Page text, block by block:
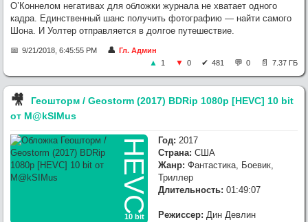
О’Коннелом негативах для обложки журнала не хватает одного
кадра. Единственный шанс получить фотографию — найти самого
Шона. И Уолтер отправляется в долгое путешествие.
9/21/2018, 6:45:55 PM
Гл. Админ
1
0 481 0 7.37 ГБ
🎥︎
Геошторм / Geostorm (2017) BDRip 1080p [HEVC] 10 bit
от M@kSIMus
HEVC
10 bit
Год: 2017
Страна: США
Жанр: Фантастика, Боевик,
Триллер
Длительность: 01:49:07
Режиссер: Дин Девлин